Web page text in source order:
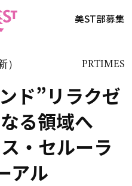
美ST部募集
PRTIMES
ド”リラクゼ
る領域へ
・セルーラ
アル